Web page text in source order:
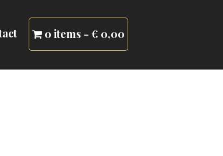
0 items € 0,00